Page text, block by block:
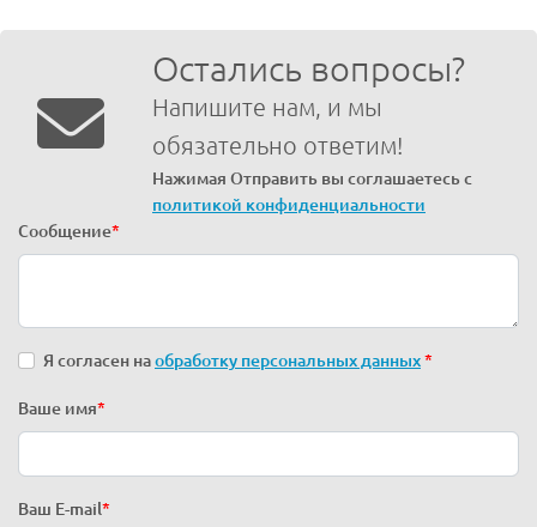
Остались вопросы?
Напишите нам, и мы
обязательно ответим!
Нажимая Отправить вы соглашаетесь с
политикой конфиденциальности
Сообщение*
Я согласен наобработку персональных данных*
Ваше имя*
Ваш E-mail*